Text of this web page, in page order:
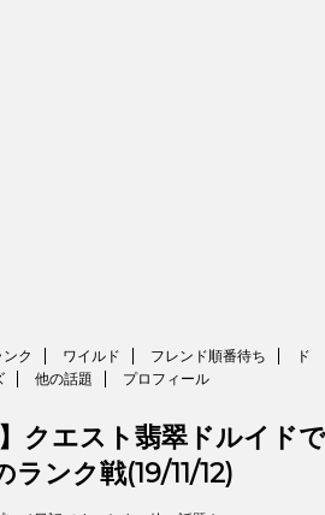
ンク ワイルド フレンド順番待ち
ド
他の話題 プロフィール
クエスト翡翠ドルイドで
ランク戦(19/11/12)